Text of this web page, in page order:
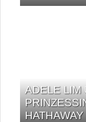
ADELE LIM
HATHAWAY